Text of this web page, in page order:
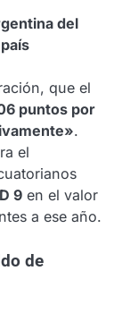
del
que el
puntos por
.
el
9 en el valor
a ese año.
de